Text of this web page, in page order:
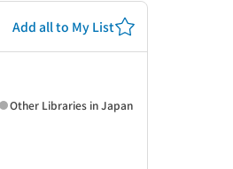
Add all to My List
Other Libraries in Japan